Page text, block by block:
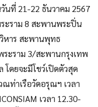
นที่ 21-22 ธันวาคม 2567
ะราม 8 สะพานพระปิ่น
หาร สะพานพุทธ
ะราม 3/สะพานกรุงเทพ
ดยจะมีโชว์เปิดตัวสุด
ณท่าเรือวัดอรุณฯ เวลา
เวลา 12.30-